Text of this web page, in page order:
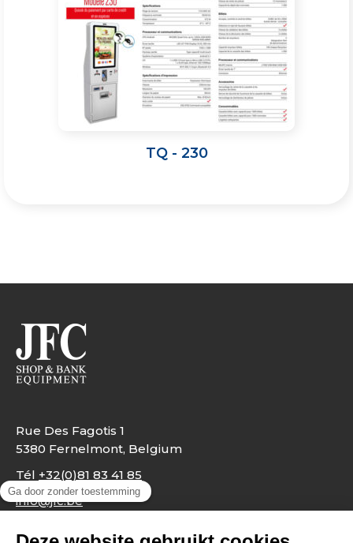
TQ - 230
Rue Des Fagotis 1
5380 Fernelmont, Belgium
Tél +32(0)81 83 41 85
info@jfc.be